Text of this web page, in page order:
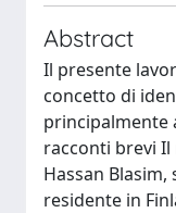
Abstract
Il presente
concetto di
principalmente
racconti brevi Il
Hassan
residente in